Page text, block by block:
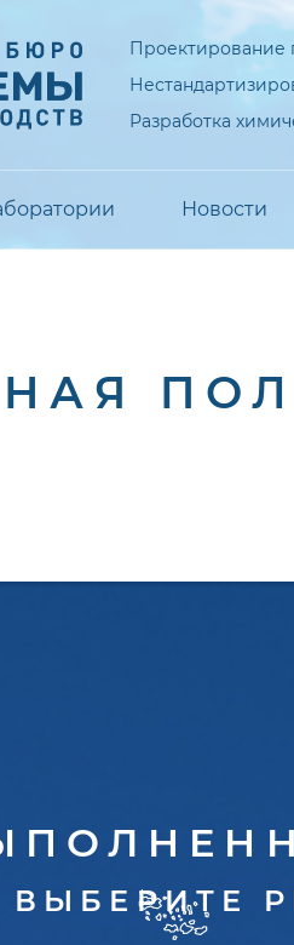
Проектирование
Разработка
Новости
ВЫБЕРИТЕ